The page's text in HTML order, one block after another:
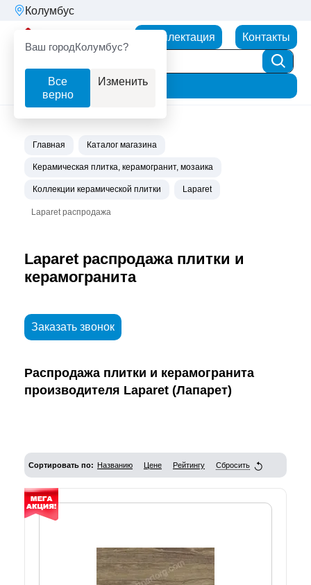
Колумбус
Ваш городКолумбус?
Все
верно
Изменить
Комплектация Контакты
Фильтр
Главная Каталог магазина
Керамическая плитка, керамогранит, мозаика
Коллекции керамической плитки Laparet
Laparet распродажа
Laparet распродажа плитки и
керамогранита
Заказать звонок
Распродажа плитки и керамогранита
производителя Laparet (Лапарет)
Сортировать по: Названию Цене Рейтингу Сбросить